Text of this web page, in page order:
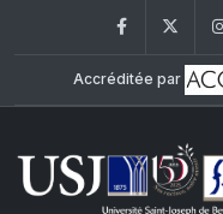
Accréditée par